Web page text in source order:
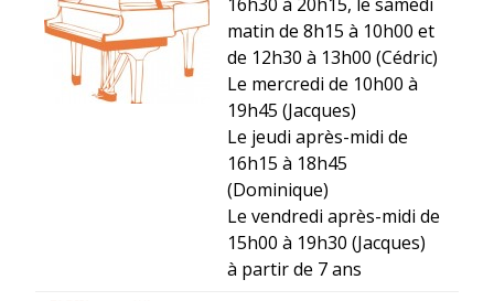
matin de 8h15 à 10h00 et
de 12h30 à 13h00 (Cédric)
Le mercredi de 10h00 à
19h45 (Jacques)
Le jeudi après-midi de
16h15 à 18h45
(Dominique)
Le vendredi après-midi de
15h00 à 19h30 (Jacques)
à partir de 7 ans